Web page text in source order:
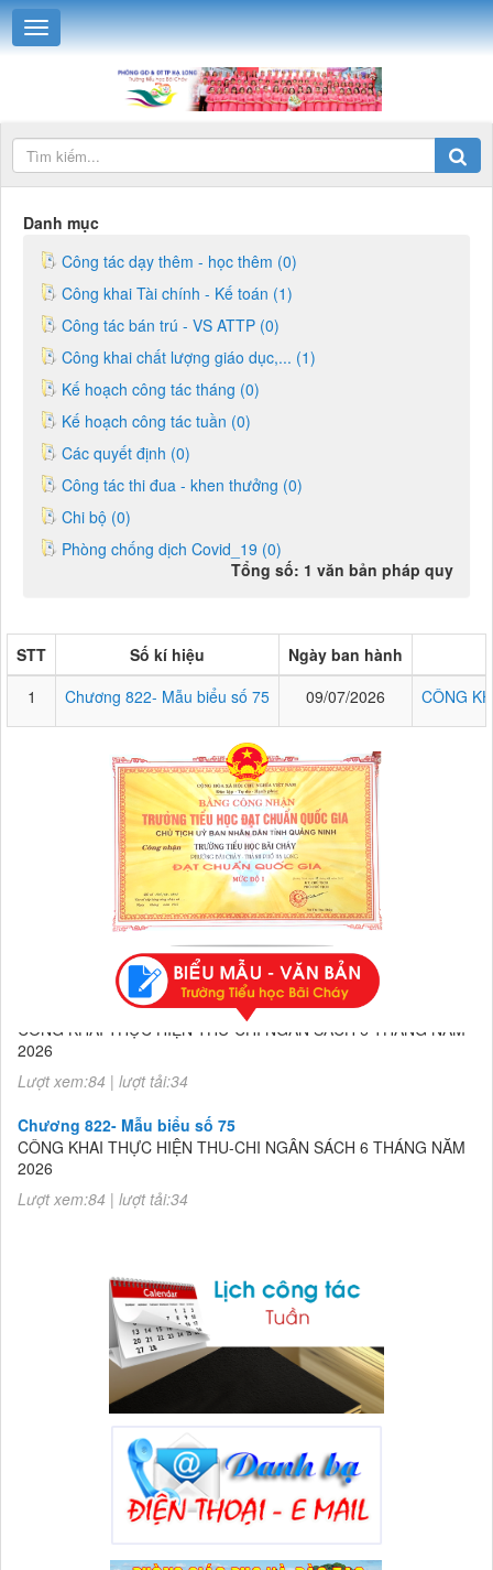
Danh mục
Công tác dạy thêm - học thêm (0)
Công khai Tài chính - Kế toán (1)
Công tác bán trú - VS ATTP (0)
Công khai chất lượng giáo dục,... (1)
Kế hoạch công tác tháng (0)
Kế hoạch công tác tuần (0)
Các quyết định (0)
Công tác thi đua - khen thưởng (0)
Chi bộ (0)
Phòng chống dịch Covid_19 (0)
Tổng số: 1 văn bản pháp quy
STT Số kí hiệu
Ngày ban hành
1
Chương 822- Mẫu biểu số 75 09/07/2026 CÔNG
Chương 822- Mẫu biểu số 75
CÔNG KHAI THỰC HIỆN THU-CHI NGÂN SÁCH 6 THÁNG NĂM
2026
Lượt xem:84 | lượt tải:34
Chương 822- Mẫu biểu số 75
CÔNG KHAI THỰC HIỆN THU-CHI NGÂN SÁCH 6 THÁNG NĂM
2026
Lượt xem:84 | lượt tải:34